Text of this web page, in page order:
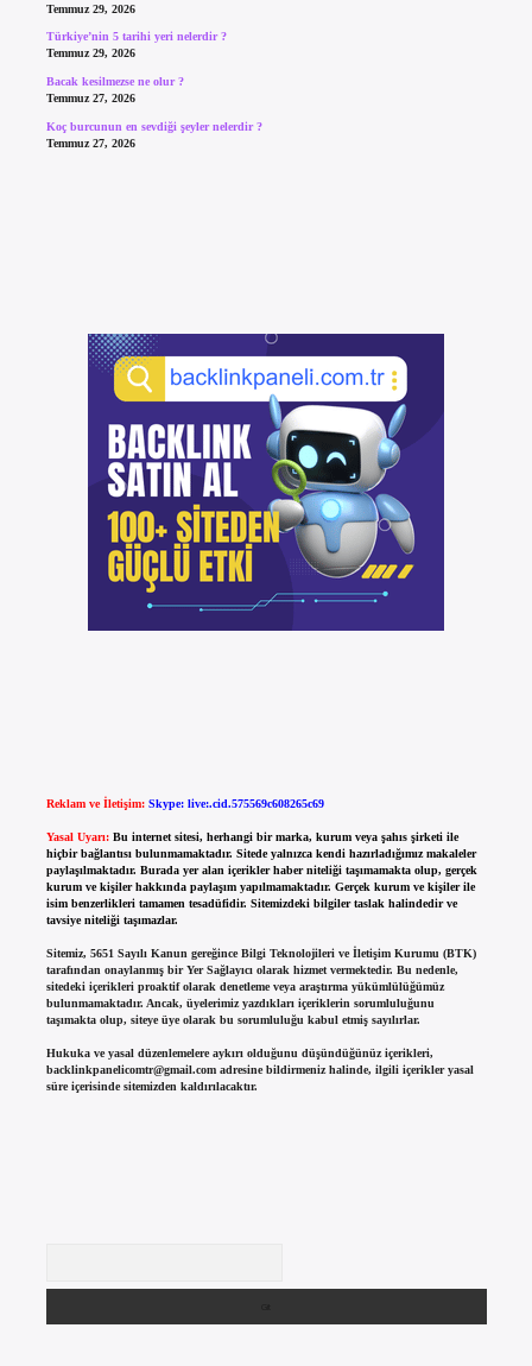
Temmuz 29, 2026
Türkiye’nin 5 tarihi yeri nelerdir ?
Temmuz 29, 2026
Bacak kesilmezse ne olur ?
Temmuz 27, 2026
Koç burcunun en sevdiği şeyler nelerdir ?
Temmuz 27, 2026
Reklam ve İletişim: Skype: live:.cid.575569c608265c69
Yasal Uyarı: Bu internet sitesi, herhangi bir marka, kurum veya şahıs şirketi ile
hiçbir bağlantısı bulunmamaktadır. Sitede yalnızca kendi hazırladığımız makaleler
paylaşılmaktadır. Burada yer alan içerikler haber niteliği taşımamakta olup, gerçek
kurum ve kişiler hakkında paylaşım yapılmamaktadır. Gerçek kurum ve kişiler ile
isim benzerlikleri tamamen tesadüfidir. Sitemizdeki bilgiler taslak halindedir ve
tavsiye niteliği taşımazlar.
Sitemiz, 5651 Sayılı Kanun gereğince Bilgi Teknolojileri ve İletişim Kurumu (BTK)
tarafından onaylanmış bir Yer Sağlayıcı olarak hizmet vermektedir. Bu nedenle,
sitedeki içerikleri proaktif olarak denetleme veya araştırma yükümlülüğümüz
bulunmamaktadır. Ancak, üyelerimiz yazdıkları içeriklerin sorumluluğunu
taşımakta olup, siteye üye olarak bu sorumluluğu kabul etmiş sayılırlar.
Hukuka ve yasal düzenlemelere aykırı olduğunu düşündüğünüz içerikleri,
backlinkpanelicomtr@gmail.comadresine bildirmeniz halinde, ilgili içerikler yasal
süre içerisinde sitemizden kaldırılacaktır.